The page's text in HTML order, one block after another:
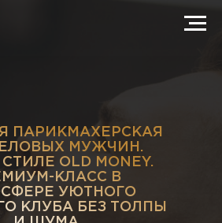
ПАРИКМАХЕРСКАЯ
МУЖЧИН.
СТИЛЕ OLD MONEY.
КЛАСС В
УЮТНОГО
КЛУБА БЕЗ ТОЛПЫ